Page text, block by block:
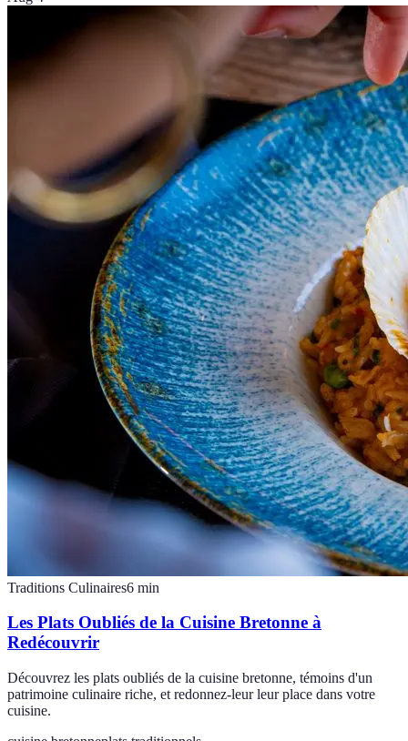
Traditions Culinaires6 min
Les Plats Oubliés de la Cuisine Bretonne à
Redécouvrir
Découvrez les plats oubliés de la cuisine bretonne, témoins d'un
patrimoine culinaire riche, et redonnez-leur leur place dans votre
cuisine.